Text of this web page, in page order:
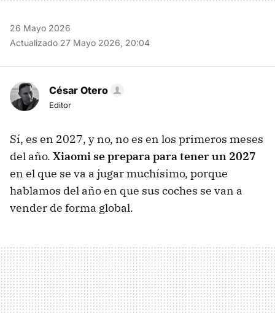
26 Mayo 2026
Actualizado 27 Mayo 2026, 20:04
César Otero
Editor
Sí, es en 2027, y no, no es en los primeros meses
del año. Xiaomi se prepara para tener un 2027
en el que se va a jugar muchísimo, porque
hablamos del año en que sus coches se van a
vender de forma global.